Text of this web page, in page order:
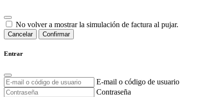
No volver a mostrar la simulación de factura al pujar.
Cancelar Confirmar
Entrar
E-mail o código de usuario
Contraseña